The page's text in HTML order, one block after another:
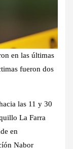
en las últimas
fueron dos
las 11 y 30
La Farra
en
Nabor